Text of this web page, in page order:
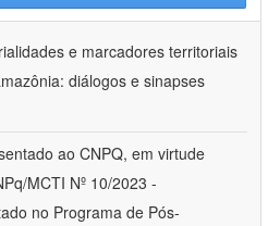
e marcadores territoriais
diálogos e sinapses
ao CNPQ, em virtude
MCTI Nº 10/2023 -
no Programa de Pós-